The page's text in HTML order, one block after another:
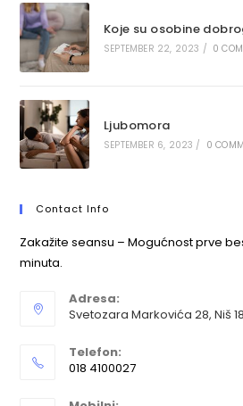
Koje su osobine
SEPTEMBER 22, 2023 / 0
Ljubomora
SEPTEMBER 6, 2023 / 0
Contact Info
Zakažite seansu – Mogućnost prve
minuta.
Adresa:
Svetozara Markovića 28, Niš
Telefon:
018 4100027